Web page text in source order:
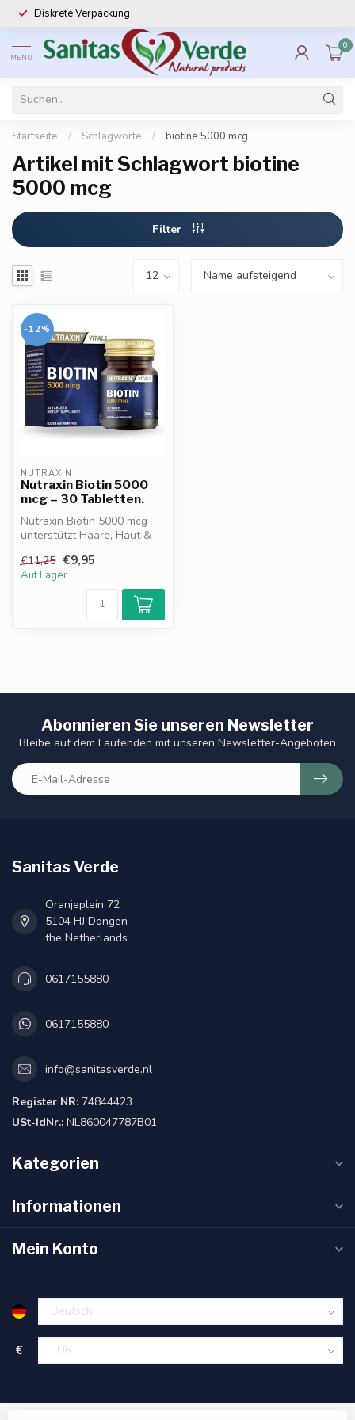
Diskrete Verpackung
MENU
0
Startseite / Schlagworte / biotine 5000 mcg
Artikel mit Schlagwort biotine
5000 mcg
Filter
-12%
NUTRAXIN
Nutraxin Biotin 5000
mcg – 30 Tabletten.
Nutraxin Biotin 5000 mcg
unterstützt Haare, Haut &
Keratinbil...
€11,25 €9,95
Auf Lager
Abonnieren Sie unseren Newsletter
Bleibe auf dem Laufenden mit unseren Newsletter-Angeboten
Sanitas Verde
Oranjeplein 72
5104 HJ Dongen
the Netherlands
0617155880
0617155880
info@sanitasverde.nl
Register NR: 74844423
USt-IdNr.: NL860047787B01
Kategorien
Informationen
Mein Konto
€